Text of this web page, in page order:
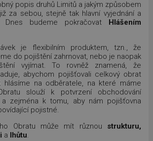
popis druhů Limitů a jakým způsobem
za sebou, stejně tak hlavní vyjednání a
Dnes budeme pokračovat Hlášením
je flexibilním produktem, tzn., že
do pojištění zahrnovat, nebo je naopak
vyjímat. To rovněž znamená, že
abychom pojišťovali celkový obrat
hlásíme na odběratele, na které máme
slouží k potvrzení obchodování
zejména k tomu, aby nám pojišťovna
pojistné.
Obratu může mít různou strukturu,
a lhůtu